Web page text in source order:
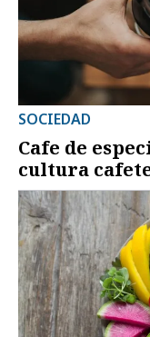
SOCIEDAD
Cafe de
cultura